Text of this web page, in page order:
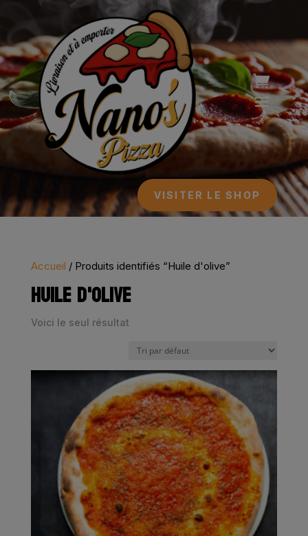
VISITER LE SHOP
Accueil / Produits identifiés “Huile d'olive”
HUILE D'OLIVE
Voici le seul résultat